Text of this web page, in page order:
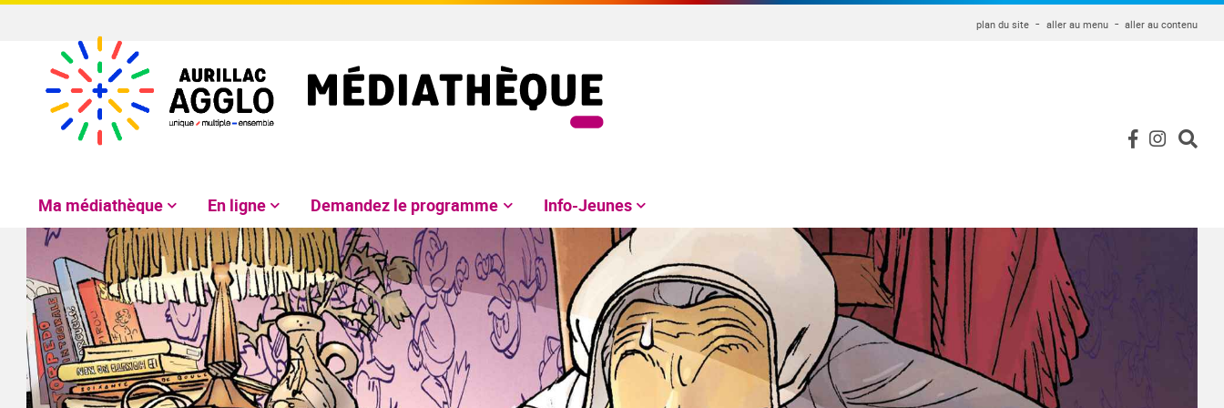
plan du site aller au menu aller au contenu
Ma médiathèque En ligne Demandez le programme Info-Jeunes